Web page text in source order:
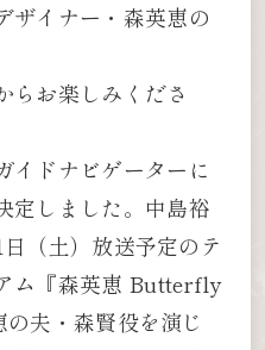
ザイナー・森英恵の
らお楽しみくださ
イドナビゲーターに
定しました。中島裕
（土）放送予定のテ
ム『森英恵 Butterfly
夫・森賢役を演じ